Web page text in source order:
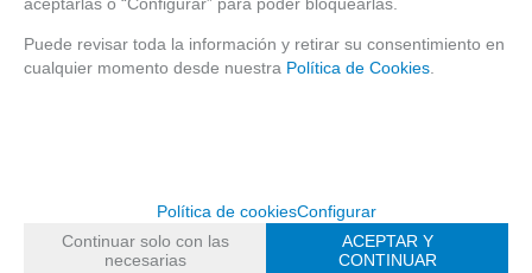
INFORMACIÓN LEGAL
Política de Cookies
al1de 1
Puede revisar toda la información y retirar su consentimiento en
cualquier momento desde nuestra Política de Cookies
Política de cookiesConfigurar
Continuar solo con las
necesarias
ACEPTAR Y
CONTINUAR